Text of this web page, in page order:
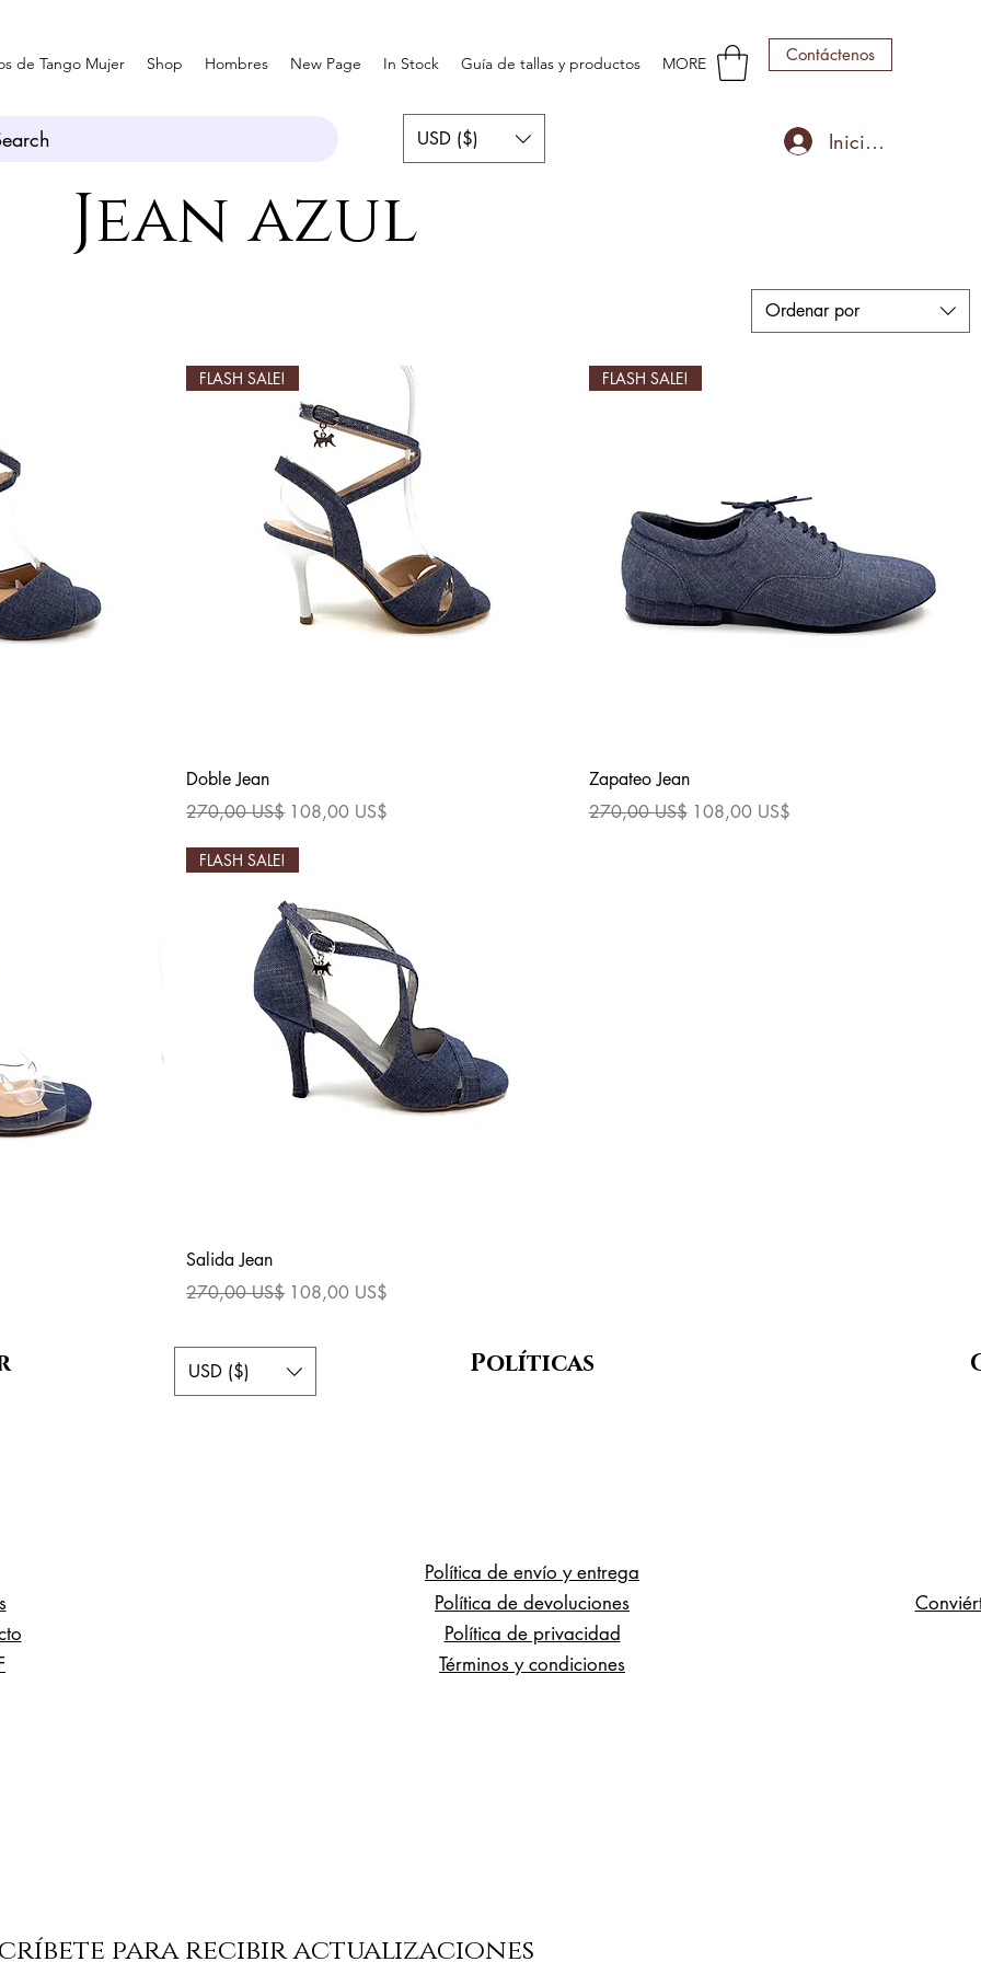
Contáctenos
USD ($) Iniciar sesión
de Tango Mujer Shop Hombres New Page In Stock Guía de tallas y productos MORE
Jean azul
Ordenar por
FLASH SALE!
Doble Jean
Precio
270,00 US$ Precio de oferta
108,00 US$
FLASH SALE!
Zapateo Jean
Precio
270,00 US$ Precio de oferta
108,00 US$
FLASH SALE!
Salida Jean
Precio
270,00 US$ Precio de oferta
108,00 US$
USD ($) Políticas
Política de envío y entrega
Política de devoluciones
Política de privacidad
Términos y condiciones
para recibir actualizaciones